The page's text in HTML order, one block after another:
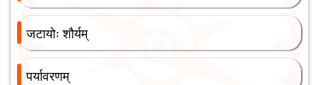
जटायोः शौर्यम्
पर्यावरणम्